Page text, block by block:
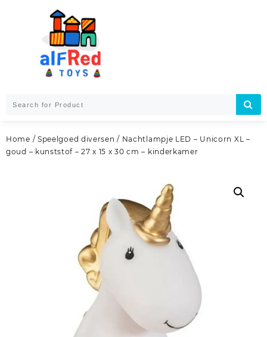
Home / Speelgoed diversen / Nachtlampje LED – Unicorn XL –
goud – kunststof – 27 x 15 x 30 cm – kinderkamer